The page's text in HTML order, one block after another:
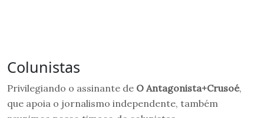
Colunistas
Privilegiando o assinante de O Antagonista+Crusoé,
que apoia o jornalismo independente, também